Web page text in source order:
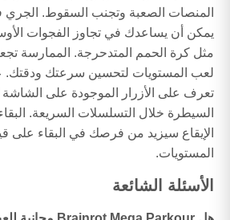
المنصات الصعبة وتجنب السقوط. الجري
يمكن أن يساعدك في تجاوز الفجوات
مثل كرة الحمم المتدحرجة. الممارسة
لعب المستويات لتحسين سرعتك ودقتك.
تعرف على الأزرار الموجودة على
السيطرة خلال التسلسلات السريعة.
الإيقاع سيزيد من فرصك في البقاء على
المستويات.
الأسئلة الشائعة